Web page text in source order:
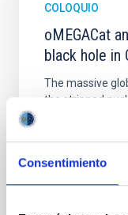
Consentimiento
COLOQUIO
oMEGACat
black hole in
The massive
the stripped
and, therefore,
study the
created
spectroscopic